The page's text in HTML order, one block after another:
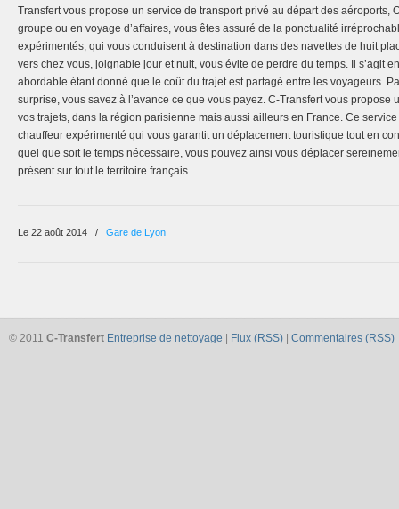
Transfert vous propose un service de transport privé au départ des aéroports,
groupe ou en voyage d’affaires, vous êtes assuré de la ponctualité
expérimentés, qui vous conduisent à destination dans des navettes de huit
vers chez vous, joignable jour et nuit, vous évite de perdre du temps. Il s’agit
abordable étant donné que le coût du trajet est partagé entre les voyageurs.
surprise, vous savez à l’avance ce que vous payez. C-Transfert vous propose
vos trajets, dans la région parisienne mais aussi ailleurs en France. Ce
chauffeur expérimenté qui vous garantit un déplacement touristique tout en
quel que soit le temps nécessaire, vous pouvez ainsi vous déplacer
présent sur tout le territoire français.
Le 22 août 2014 / Gare de Lyon
© 2011 C-Transfert Entreprise de nettoyage Flux (RSS) Commentaires (RSS)